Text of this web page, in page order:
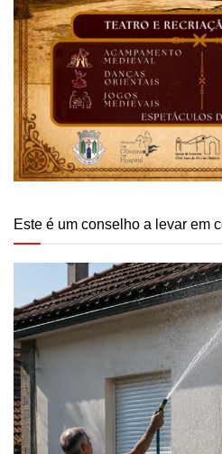
Este é um conselho a levar em